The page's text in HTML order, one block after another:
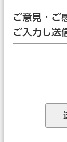
ご意見・ご
ご入力し送